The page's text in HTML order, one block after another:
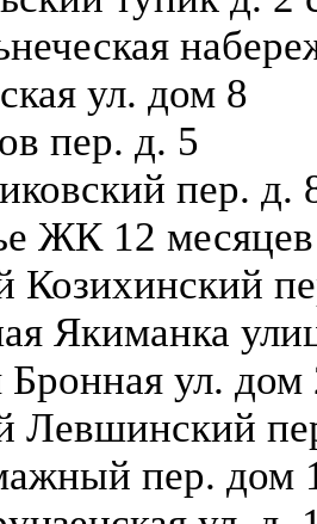
ул. дом 8
пер. д. 5
пер. д.
ЖК 12 месяцев
Козихинский
Якиманка
ул. дом
Левшинский
пер. дом